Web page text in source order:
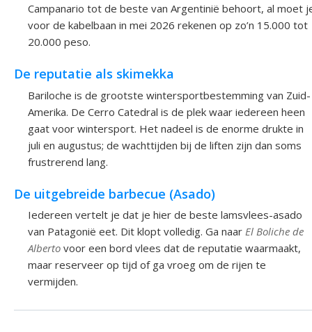
Campanario tot de beste van Argentinië behoort, al moet
voor de kabelbaan in mei 2026 rekenen op zo’n 15.000 tot
20.000 peso.
De reputatie als skimekka
Bariloche is de grootste wintersportbestemming van Zuid-
Amerika. De Cerro Catedral is de plek waar iedereen heen
gaat voor wintersport. Het nadeel is de enorme drukte in
juli en augustus; de wachttijden bij de liften zijn dan soms
frustrerend lang.
De uitgebreide barbecue (Asado)
Iedereen vertelt je dat je hier de beste lamsvlees-asado
van Patagonië eet. Dit klopt volledig. Ga naar El Boliche de
Alberto voor een bord vlees dat de reputatie waarmaakt,
maar reserveer op tijd of ga vroeg om de rijen te
vermijden.